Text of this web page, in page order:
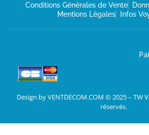
Conditions Générales de Vente
Mentions Légales
Infos
Design by VENTDECOM.COM © 2025 – TW
réservés.